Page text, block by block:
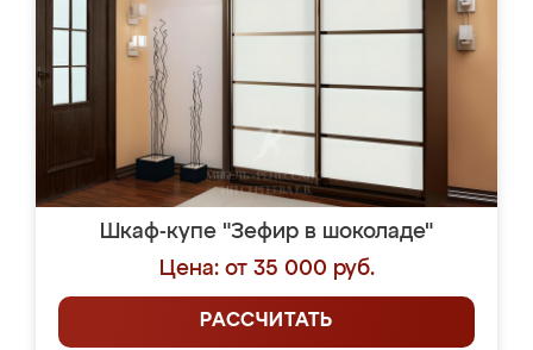
Шкаф-купе "Зефир в шоколаде"
Цена: от 35 000 руб.
РАССЧИТАТЬ